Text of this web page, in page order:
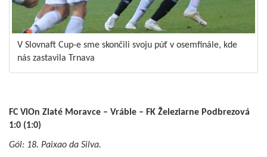
V Slovnaft Cup-e sme skončili svoju púť v osemfinále, kde
nás zastavila Trnava
FC ViOn Zlaté Moravce – Vráble – FK Železiarne Podbrezová
1:0 (1:0)
Gól: 18. Paixao da Silva.